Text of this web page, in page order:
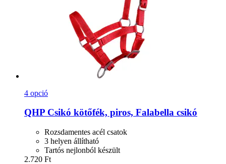
4 opció
QHP Csikó kötőfék, piros, Falabella csikó
Rozsdamentes acél csatok
3 helyen állítható
Tartós nejlonból készült
2.720 Ft